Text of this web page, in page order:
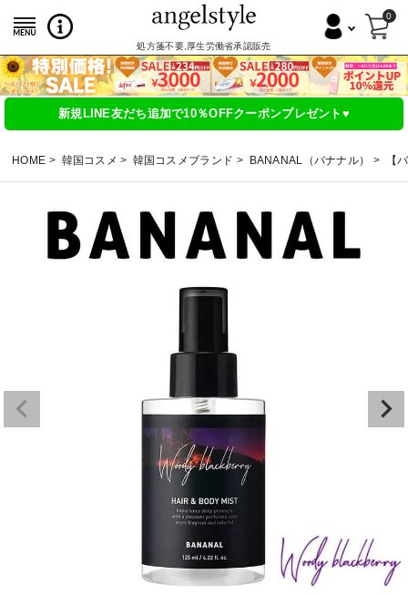
処方箋不要,厚生労働省承認販売
0
新規LINE友だち追加で10％OFFクーポンプレゼント♥
HOME 韓国コスメ 韓国コスメブランド BANANAL（バナナル） 【